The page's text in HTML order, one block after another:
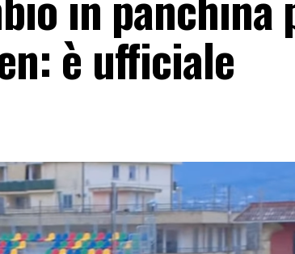
è ufficiale